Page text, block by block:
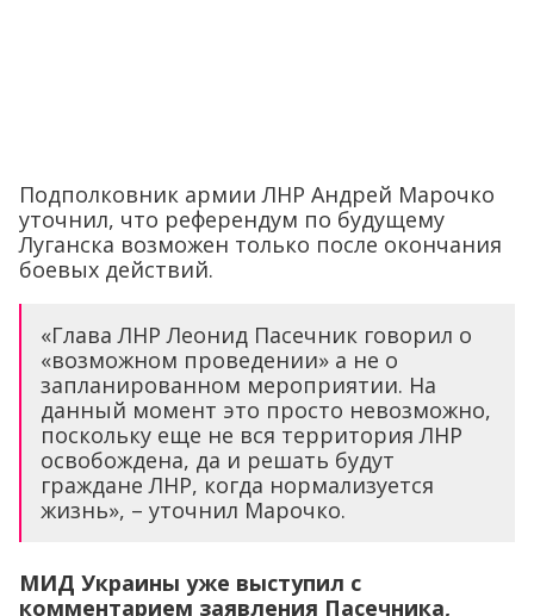
Подполковник армии ЛНР Андрей Марочко
уточнил, что референдум по будущему
Луганска возможен только после окончания
боевых действий.
«Глава ЛНР Леонид Пасечник говорил о
«возможном проведении» а не о
запланированном мероприятии. На
данный момент это просто невозможно,
поскольку еще не вся территория ЛНР
освобождена, да и решать будут
граждане ЛНР, когда нормализуется
жизнь», – уточнил Марочко.
МИД Украины уже выступил с
комментарием заявления Пасечника,